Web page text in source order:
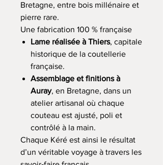
Bretagne, entre bois millénaire et
pierre rare.
Une fabrication 100 % française
Lame réalisée à Thiers, capitale
historique de la coutellerie
française.
Assemblage et finitions à
Auray, en Bretagne, dans un
atelier artisanal où chaque
couteau est ajusté, poli et
contrôlé à la main.
Chaque Kéré est ainsi le résultat
d’un véritable voyage à travers les